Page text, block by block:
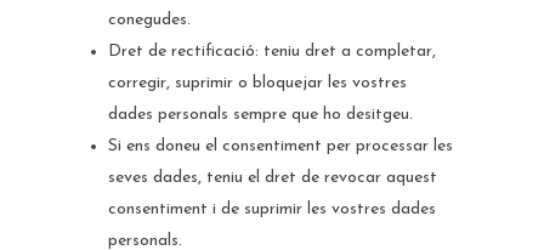
conegudes.
Dret de rectificació: teniu dret a completar,
corregir, suprimir o bloquejar les vostres
dades personals sempre que ho desitgeu.
Si ens doneu el consentiment per processar les
seves dades, teniu el dret de revocar aquest
consentiment i de suprimir les vostres dades
personals.